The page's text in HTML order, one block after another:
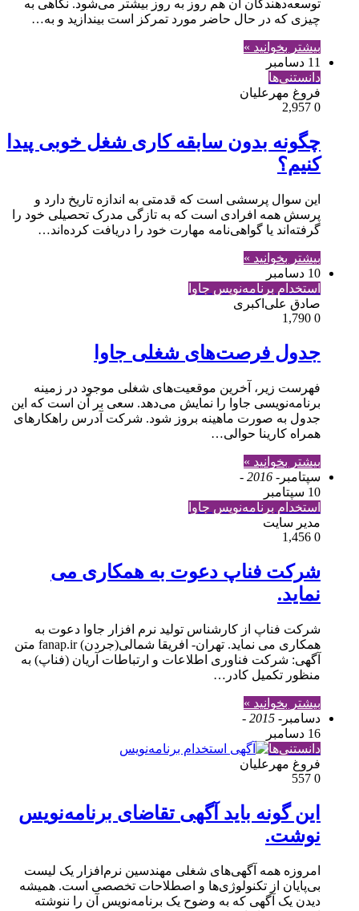
توسعه‌دهندگان آن هم روز به روز بیشتر می‌شود. نگاهی به
چیزی که در حال حاضر مورد تمرکز است بیندازید و به…
بیشتر بخوانید »
11 دسامبر
دانستنی‌ها
فروغ مهرعلیان
0
چگونه بدون سابقه کاری شغل خوبی پیدا
کنیم؟
این سوال پرسشی است که قدمتی به اندازه تاریخ دارد و
پرسش همه افرادی است که به تازگی مدرک تحصیلی خود را
گرفته‌اند یا گواهی‌نامه مهارت خود را دریافت کرده‌اند…
بیشتر بخوانید »
10 دسامبر
استخدام برنامه‌نویس جاوا
صادق علی‌اکبری
0
جدول فرصت‌های شغلی جاوا
فهرست زیر، آخرین موقعیت‌های شغلی موجود در زمینه
برنامه‌نویسی جاوا را نمایش می‌دهد. سعی بر آن است که این
جدول به صورت ماهینه بروز شود. شرکت آدرس راهکارهای
همراه کارینا حوالی…
بیشتر بخوانید »
سپتامبر - 2016 -
10 سپتامبر
استخدام برنامه‌نویس جاوا
مدير سايت
0
شرکت فناپ دعوت به همکاری می
نماید.
شرکت فناپ از کارشناس تولید نرم افزار جاوا دعوت به
همکاری می نماید. تهران- افریقا شمالی(جردن) fanap.ir متن
آگهی: شرکت فناوری اطلاعات و ارتباطات آریان (فناپ) به
منظور تکمیل کادر…
بیشتر بخوانید »
دسامبر - 2015 -
16 دسامبر
دانستنی‌ها
فروغ مهرعلیان
0
این‌ گونه باید آگهی تقاضای برنامه‌نویس
نوشت.
امروزه همه آگهی‌های شغلی مهندسین نرم‌افزار یک لیست
بی‌پایان از تکنولوژی‌ها و اصطلاحات تخصصی است. همیشه
دیدن یک آگهی که به وضوح یک برنامه‌نویس آن را ننوشته